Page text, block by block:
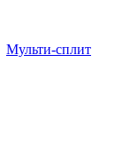
Мульти-сплит